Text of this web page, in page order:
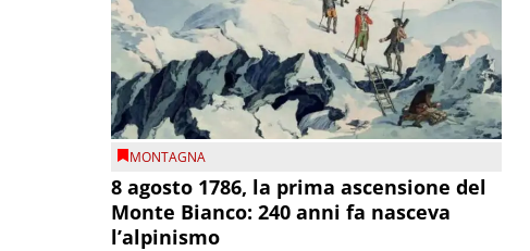
MONTAGNA
8 agosto 1786, la prima ascensione del
Monte Bianco: 240 anni fa nasceva
l’alpinismo